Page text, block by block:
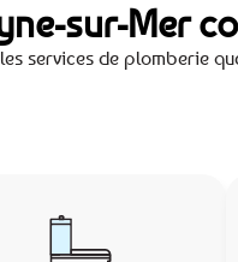
sur-Mer
services de plomberie